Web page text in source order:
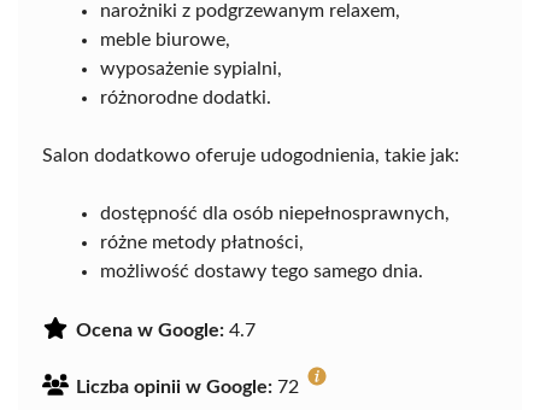
narożniki z podgrzewanym relaxem,
meble biurowe,
wyposażenie sypialni,
różnorodne dodatki.
Salon dodatkowo oferuje udogodnienia, takie jak:
dostępność dla osób niepełnosprawnych,
różne metody płatności,
możliwość dostawy tego samego dnia.
Ocena w Google: 4.7
Liczba opinii w Google: 72